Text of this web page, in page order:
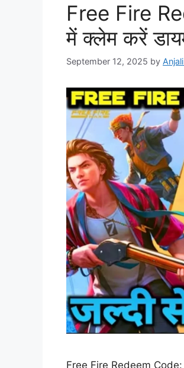
Free Fire
में क्लेम करें
September 12, 2025 by
Free Fire Redeem Code: